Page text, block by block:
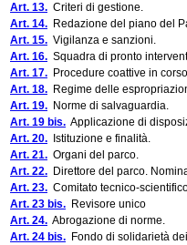
Art. 13. Criteri di gestione.
Art. 14. Redazione del piano del
Art. 15. Vigilanza e sanzioni.
Art. 16. Squadra di pronto
Art. 17. Procedure coattive in
Art. 18. Regime delle
Art. 19. Norme di salvaguardia.
Art. 19 bis. Applicazione di
Art. 20. Istituzione e finalità.
Art. 21. Organi del parco.
Art. 22. Direttore del parco.
Art. 23. Comitato tecnico-
Art. 23 bis. Revisore unico
Art. 24. Abrogazione di norme.
Art. 24 bis. Fondo di solidarietà